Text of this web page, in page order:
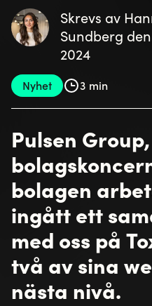
Skrevs av
Sundberg
2024
Nyhet 3 min
Pulsen
bolagen
ingått ett
med oss på
två av sina
nästa nivå.